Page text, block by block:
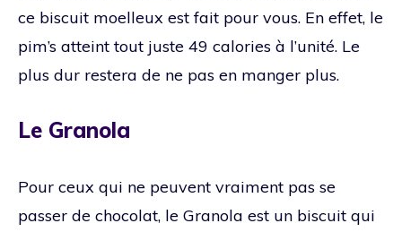
ce biscuit moelleux est fait pour vous. En effet, le
pim’s atteint tout juste 49 calories à l’unité. Le
plus dur restera de ne pas en manger plus.
Le Granola
Pour ceux qui ne peuvent vraiment pas se
passer de chocolat, le Granola est un biscuit qui